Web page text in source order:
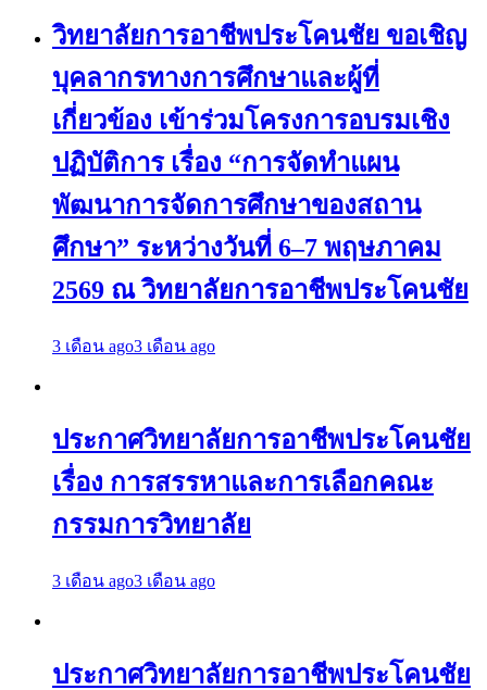
วิทยาลัยการอาชีพประโคนชัย ขอเชิญ
บุคลากรทางการศึกษาและผู้ที่
เกี่ยวข้อง เข้าร่วมโครงการอบรมเชิง
ปฏิบัติการ เรื่อง “การจัดทำแผน
พัฒนาการจัดการศึกษาของสถาน
ศึกษา” ระหว่างวันที่ 6–7 พฤษภาคม
2569 ณ วิทยาลัยการอาชีพประโคนชัย
3 เดือน ago3 เดือน ago
ประกาศวิทยาลัยการอาชีพประโคนชัย
เรื่อง การสรรหาและการเลือกคณะ
กรรมการวิทยาลัย
3 เดือน ago3 เดือน ago
ประกาศวิทยาลัยการอาชีพประโคนชัย